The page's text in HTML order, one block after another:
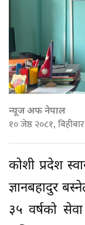
न्यूज अफ नेपाल
१० जेष्ठ २०८१,
कोशी प्रदेश
ज्ञानबहादुर
३५ वर्षको